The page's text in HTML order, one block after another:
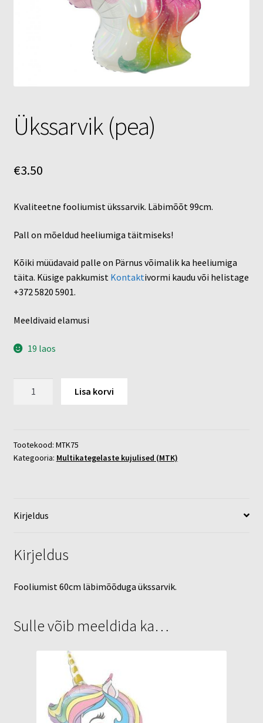
Ükssarvik (pea)
€3.50
Kvaliteetne fooliumist ükssarvik. Läbimõõt 99cm.
Pall on mõeldud heeliumiga täitmiseks!
Kõiki müüdavaid palle on Pärnus võimalik ka heeliumiga
täita. Küsige pakkumist Kontaktivormi kaudu või helistage
+372 5820 5901.
Meeldivaid elamusi
19 laos
Lisa korvi
Tootekood: MTK75
Kategooria: Multikategelaste kujulised (MTK)
Kirjeldus
Kirjeldus
Fooliumist 60cm läbimõõduga ükssarvik.
Sulle võib meeldida ka…